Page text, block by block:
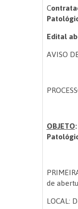
C
Edital
AVISO
OBJETO:
de
LOCAL: